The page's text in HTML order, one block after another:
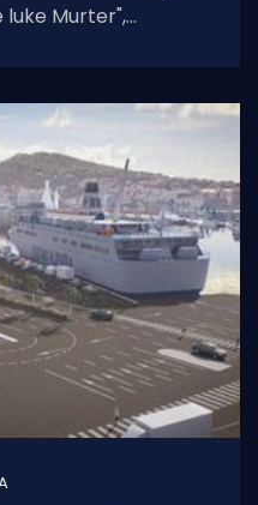
luke Murter",